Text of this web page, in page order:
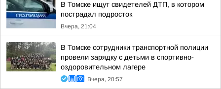
В Томске ищут свидетелей ДТП, в котором
пострадал подросток
Вчера, 21:04
В Томске сотрудники транспортной полиции
провели зарядку с детьми в спортивно-
оздоровительном лагере
Вчера, 20:57